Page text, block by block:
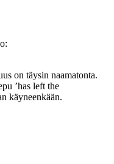
on täysin naamatonta.
’has left the
käyneenkään.